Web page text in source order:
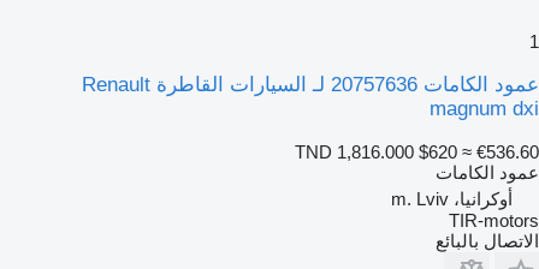
1
عمود الكامات 20757636 لـ السيارات القاطرة Renault
magnum dxi
TND 1,816.000 $620 ≈ €536.60
عمود الكامات
أوكرانيا، m. Lviv
TIR-motors
الاتصال بالبائع